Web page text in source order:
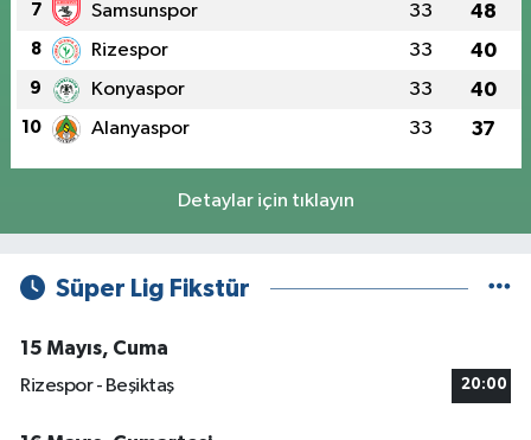
7 Samsunspor 33 48
8 Rizespor 33 40
9 Konyaspor 33 40
10 Alanyaspor 33 37
Detaylar için tıklayın
Süper Lig Fikstür
15 Mayıs, Cuma
Rizespor - Beşiktaş
20:00